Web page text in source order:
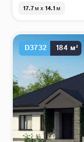
17.7м x 14.1м
D3732 184 м²